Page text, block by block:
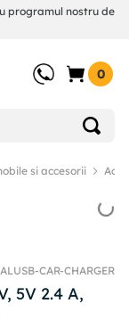
programul nostru de
0
si accesorii
CAR-CHARGER
5V 2.4 A,